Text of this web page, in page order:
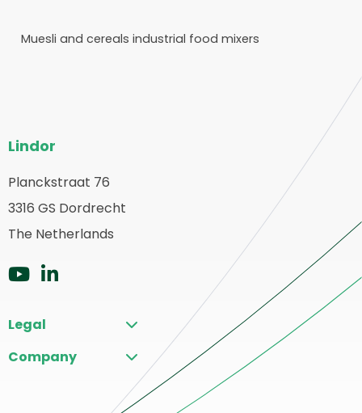
Muesli and cereals industrial food mixers
Fußzeile
Lindor
Planckstraat 76
3316 GS Dordrecht
The Netherlands
Zu
gehen
Zu
Legal
Company